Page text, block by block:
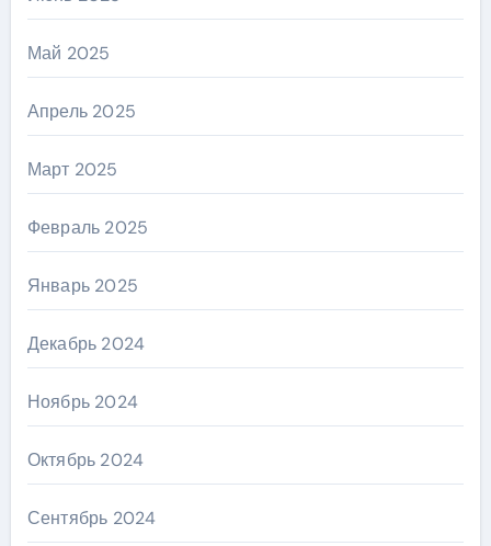
Май 2025
Апрель 2025
Март 2025
Февраль 2025
Январь 2025
Декабрь 2024
Ноябрь 2024
Октябрь 2024
Сентябрь 2024